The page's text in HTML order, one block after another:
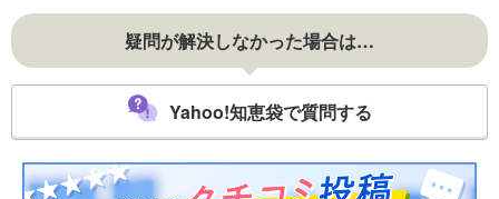
疑問が解決しなかった場合は…
Yahoo!知恵袋で質問する